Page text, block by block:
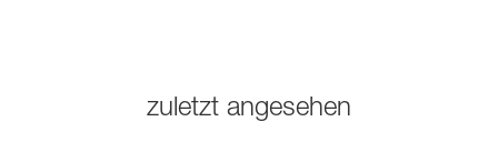
zuletzt angesehen